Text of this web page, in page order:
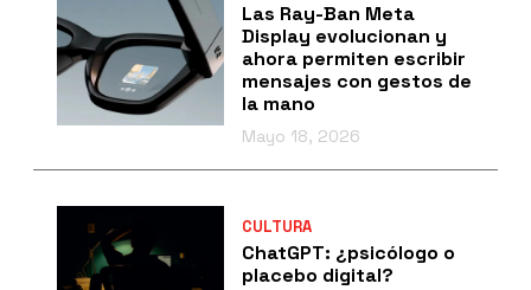
Las Ray-Ban Meta
Display evolucionan y
ahora permiten escribir
mensajes con gestos de
la mano
Mayo 18, 2026
CULTURA
ChatGPT: ¿psicólogo o
placebo digital?